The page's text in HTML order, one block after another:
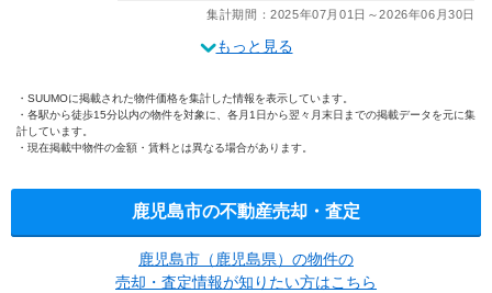
集計期間：2025年07月01日～2026年06月30日
もっと見る
SUUMOに掲載された物件価格を集計した情報を表示しています。
各駅から徒歩15分以内の物件を対象に、各月1日から翌々月末日までの掲載データを元に集
計しています。
現在掲載中物件の金額・賃料とは異なる場合があります。
鹿児島市の不動産売却・査定
鹿児島市（鹿児島県）の物件の
売却・査定情報が知りたい方はこちら